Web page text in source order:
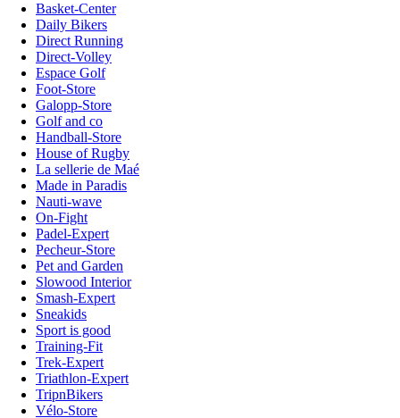
Basket-Center
Daily Bikers
Direct Running
Direct-Volley
Espace Golf
Foot-Store
Galopp-Store
Golf and co
Handball-Store
House of Rugby
La sellerie de Maé
Made in Paradis
Nauti-wave
On-Fight
Padel-Expert
Pecheur-Store
Pet and Garden
Slowood Interior
Smash-Expert
Sneakids
Sport is good
Training-Fit
Trek-Expert
Triathlon-Expert
TripnBikers
Vélo-Store